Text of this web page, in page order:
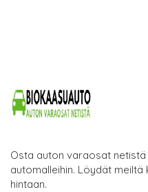
Osta auton varaosat netistä
automalleihin. Löydät
hintaan.